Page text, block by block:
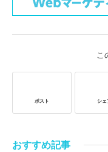
こ
ポスト シェ
おすすめ記事